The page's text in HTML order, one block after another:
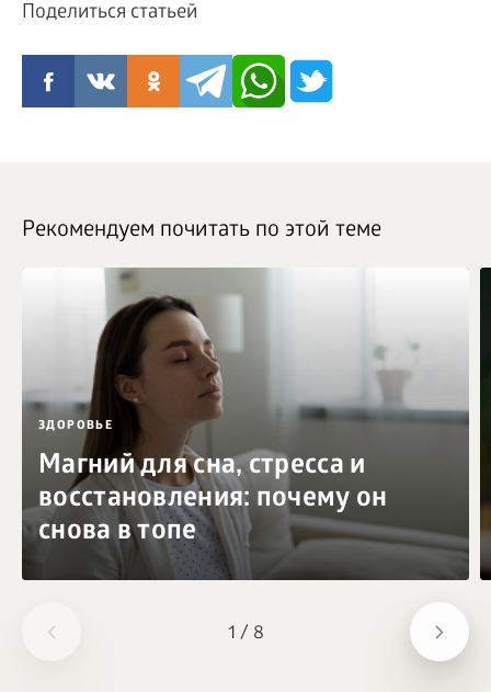
Поделиться статьей
1 / 8
Рекомендуем почитать по этой теме
ЗДОРОВЬЕ
Магний для сна, стресса и
восстановления: почему он
снова в топе